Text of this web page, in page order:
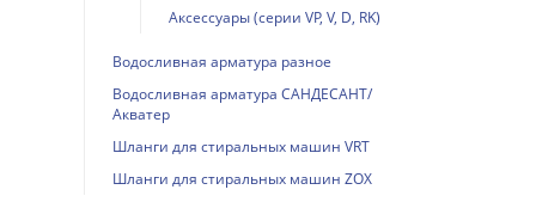
Аксессуары (серии VP, V, D, RK)
Водосливная арматура разное
Водосливная арматура САНДЕСАНТ/
Акватер
Шланги для стиральных машин VRT
Шланги для стиральных машин ZOX